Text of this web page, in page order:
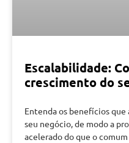
Escalabilidade:
crescimento do
Entenda os benefícios
seu negócio, de modo a
acelerado do que o comum